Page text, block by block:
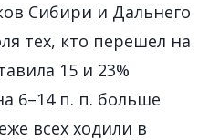
Сибири и Дальнего
тех, кто перешел на
15 и 23%
6–14 п. п. больше
всех ходили в